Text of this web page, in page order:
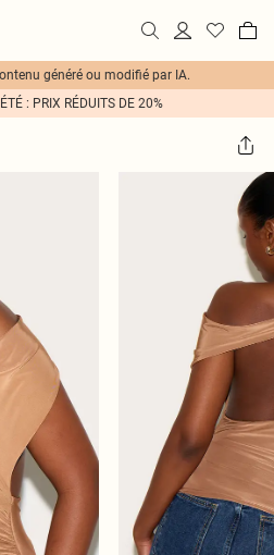
généré ou modifié par IA.
: PRIX RÉDUITS DE 20%